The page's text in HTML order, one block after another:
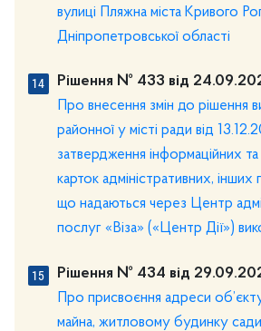
вулиці Пляжна міста Кривого
Дніпропетровської області
Рішення № 433 від
Про внесення змін до рішення
районної у місті ради від
затвердження інформаційних та
карток адміністративних, інших
що надаються через Центр
послуг «Віза» («Центр Дії»)
Рішення № 434 від
Про присвоєння адреси
майна, житловому будинку